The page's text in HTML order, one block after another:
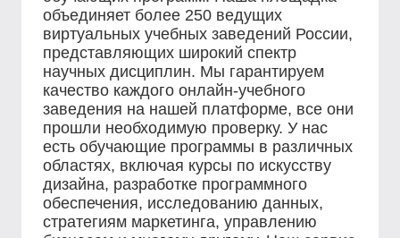
объединяет более 250 ведущих
виртуальных учебных заведений России,
представляющих широкий спектр
научных дисциплин. Мы гарантируем
качество каждого онлайн-учебного
заведения на нашей платформе, все они
прошли необходимую проверку. У нас
есть обучающие программы в различных
областях, включая курсы по искусству
дизайна, разработке программного
обеспечения, исследованию данных,
стратегиям маркетинга, управлению